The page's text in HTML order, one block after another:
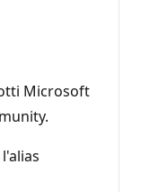
Microsoft